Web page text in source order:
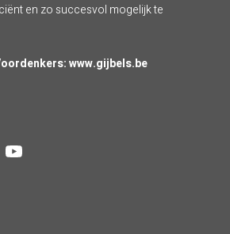
en zo succesvol mogelijk te
www.gijbels.be